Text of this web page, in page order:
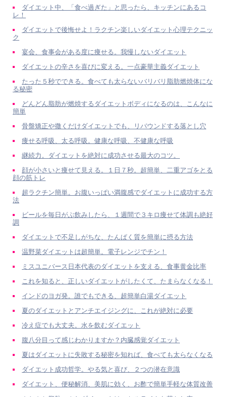
ダイエット中、「食べ過ぎた」と思ったら、キッチンにあるコ
レ！
ダイエットで後悔せよ！ラクチン楽しいダイエット心理テクニッ
ク
宴会、食事会がある度に痩せる。我慢しないダイエット
ダイエットの辛さを喜びに変える。一点豪華主義ダイエット
たった５秒でできる。食べても太らないバリバリ脂肪燃焼体にな
る秘密
どんどん脂肪が燃焼するダイエットボディになるのは、こんなに
簡単
骨盤矯正や撒くだけダイエットでも、リバウンドする落とし穴
痩せる呼吸、太る呼吸。健康な呼吸、不健康な呼吸
継続力。ダイエットを絶対に成功させる最大のコツ。
顔が小さいと痩せて見える。１日７秒。超簡単、二重アゴをとる
顔の筋トレ
超ラクチン簡単。お腹いっぱい満腹感でダイエットに成功する方
法
ビールを毎日がぶ飲みしたら、１週間で３キロ痩せて体調も絶好
調
ダイエットで不足しがちな、たんぱく質を簡単に摂る方法
温野菜ダイエットは超簡単。電子レンジでチン！
ミスユニバース日本代表のダイエットを支える、食事黄金比率
これを知ると、正しいダイエットがしたくて、たまらなくなる！
インドのヨガ発。誰でもできる、超簡単白湯ダイエット
夏のダイエットとアンチエイジングに、これが絶対に必要
冷え症でも大丈夫。水を飲むダイエット
腹八分目って感じわかりますか？内臓感覚ダイエット
夏はダイエットに失敗する秘密を知れば、食べても太らなくなる
ダイエット成功哲学。やる気と喜び、２つの潜在意識
ダイエット、便秘解消、美肌に効く、お酢で簡単手軽な体質改善